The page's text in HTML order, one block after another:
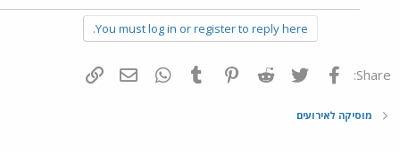
You must log in or register to reply here.
Share: פייסבוק Twitter
Reddit
Pinterest
Tumblr
WhatsAppדואר אלקטרוני
מוסיקה לאירועים